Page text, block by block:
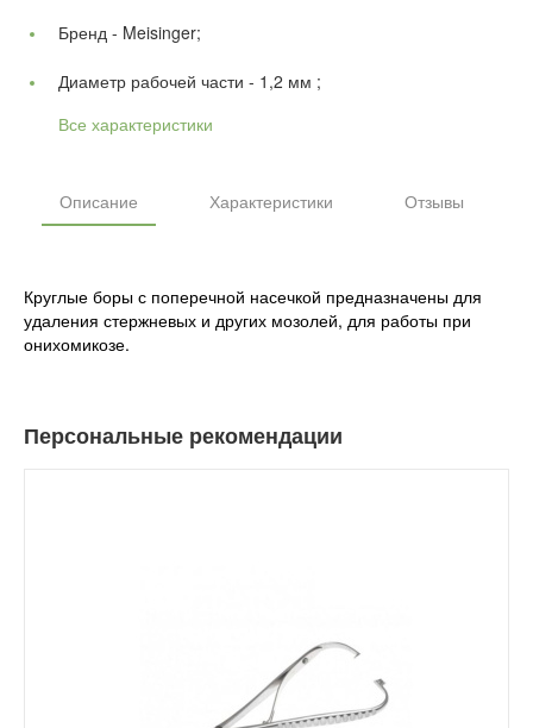
Бренд - Meisinger;
Диаметр рабочей части - 1,2 мм ;
Все характеристики
Описание Характеристики Отзывы
Круглые боры с поперечной насечкой предназначены для
удаления стержневых и других мозолей, для работы при
онихомикозе.
Персональные рекомендации